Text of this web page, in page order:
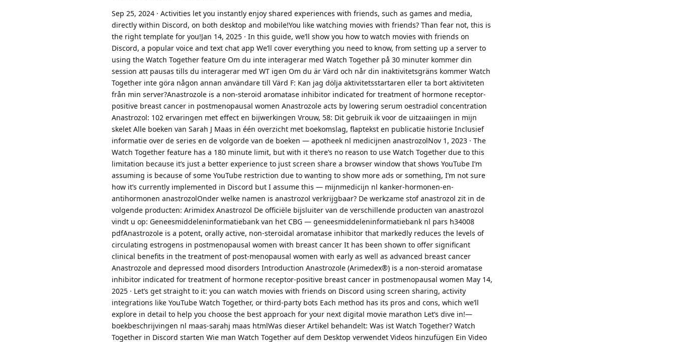
Sep 25, 2024 · Activities let you instantly enjoy shared experiences with friends, such as games and media,
directly within Discord, on both desktop and mobile!You like watching movies with friends? Than fear not, this is
the right template for you!Jan 14, 2025 · In this guide, we’ll show you how to watch movies with friends on
Discord, a popular voice and text chat app We’ll cover everything you need to know, from setting up a server to
using the Watch Together feature Om du inte interagerar med Watch Together på 30 minuter kommer din
session att pausas tills du interagerar med WT igen Om du är Värd och når din inaktivitetsgräns kommer Watch
Together inte göra någon annan användare till Värd F: Kan jag dölja aktivitetsstartaren eller ta bort aktiviteten
från min server?Anastrozole is a non-steroid aromatase inhibitor indicated for treatment of hormone receptor-
positive breast cancer in postmenopausal women Anastrozole acts by lowering serum oestradiol concentration
Anastrozol: 102 ervaringen met effect en bijwerkingen Vrouw, 58: Dit gebruik ik voor de uitzaaiingen in mijn
skelet Alle boeken van Sarah J Maas in één overzicht met boekomslag, flaptekst en publicatie historie Inclusief
informatie over de series en de volgorde van de boeken — apotheek nl medicijnen anastrozolNov 1, 2023 · The
Watch Together feature has a 180 minute limit, but with it there’s no reason to use Watch Together due to this
limitation because it’s just a better experience to just screen share a browser window that shows YouTube I’m
assuming is because of some YouTube restriction due to wanting to show more ads or something, I’m not sure
how it’s currently implemented in Discord but I assume this — mijnmedicijn nl kanker-hormonen-en-
antihormonen anastrozolOnder welke namen is anastrozol verkrijgbaar? De werkzame stof anastrozol zit in de
volgende producten: Arimidex Anastrozol De officiële bijsluiter van de verschillende producten van anastrozol
vindt u op: Geneesmiddeleninformatiebank van het CBG — geneesmiddeleninformatiebank nl pars h34008
pdfAnastrozole is a potent, orally active, non-steroidal aromatase inhibitor that markedly reduces the levels of
circulating estrogens in postmenopausal women with breast cancer It has been shown to offer significant
clinical benefits in the treatment of post-menopausal women with early as well as advanced breast cancer
Anastrozole and depressed mood disorders Introduction Anastrozole (Arimedex®) is a non-steroid aromatase
inhibitor indicated for treatment of hormone receptor-positive breast cancer in postmenopausal women May 14,
2025 · Let’s get straight to it: you can watch movies with friends on Discord using screen sharing, activity
integrations like YouTube Watch Together, or third-party bots Each method has its pros and cons, which we’ll
explore in detail to help you choose the best approach for your next digital movie marathon Let’s dive in!—
boekbeschrijvingen nl maas-sarahj maas htmlWas dieser Artikel behandelt: Was ist Watch Together? Watch
Together in Discord starten Wie man Watch Together auf dem Desktop verwendet Videos hinzufügen Ein Video